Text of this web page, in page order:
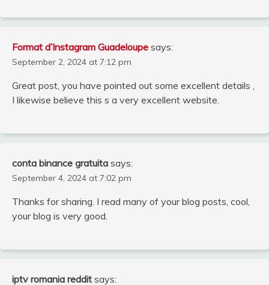
Format d’Instagram Guadeloupe says:
September 2, 2024 at 7:12 pm
Great post, you have pointed out some excellent details ,
I likewise believe this s a very excellent website.
conta binance gratuita says:
September 4, 2024 at 7:02 pm
Thanks for sharing. I read many of your blog posts, cool,
your blog is very good.
iptv romania reddit says: